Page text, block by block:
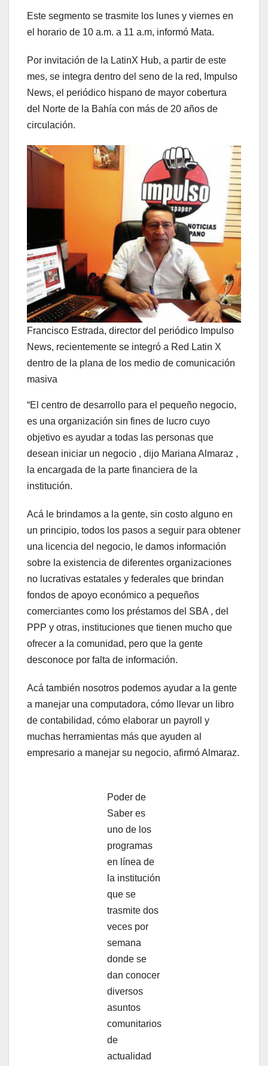
Este segmento se trasmite los lunes y viernes en
el horario de 10 a.m. a 11 a.m, informó Mata.
Por invitación de la LatinX Hub, a partir de este
mes, se integra dentro del seno de la red, Impulso
News, el periódico hispano de mayor cobertura
del Norte de la Bahía con más de 20 años de
circulación.
Francisco Estrada, director del periódico Impulso
News, recientemente se integró a Red Latin X
dentro de la plana de los medio de comunicación
masiva
“El centro de desarrollo para el pequeño negocio,
es una organización sin fines de lucro cuyo
objetivo es ayudar a todas las personas que
desean iniciar un negocio , dijo Mariana Almaraz ,
la encargada de la parte financiera de la
institución.
Acá le brindamos a la gente, sin costo alguno en
un principio, todos los pasos a seguir para obtener
una licencia del negocio, le damos información
sobre la existencia de diferentes organizaciones
no lucrativas estatales y federales que brindan
fondos de apoyo económico a pequeños
comerciantes como los préstamos del SBA , del
PPP y otras, instituciones que tienen mucho que
ofrecer a la comunidad, pero que la gente
desconoce por falta de información.
Acá también nosotros podemos ayudar a la gente
a manejar una computadora, cómo llevar un libro
de contabilidad, cómo elaborar un payroll y
muchas herramientas más que ayuden al
empresario a manejar su negocio, afirmó Almaraz.
Poder de
Saber es
uno de los
programas
en línea de
la institución
que se
trasmite dos
veces por
semana
donde se
dan conocer
diversos
asuntos
comunitarios
de
actualidad